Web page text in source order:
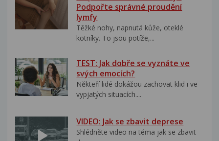
Podpořte správné proudění
lymfy
Těžké nohy, napnutá kůže, oteklé
kotníky. To jsou potíže,...
TEST: Jak dobře se vyznáte ve
svých emocích?
Někteří lidé dokážou zachovat klid i ve
vypjatých situacích....
VIDEO: Jak se zbavit deprese
Shlédněte video na téma jak se zbavit